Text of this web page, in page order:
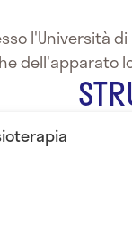
l'Università di
dell'apparato